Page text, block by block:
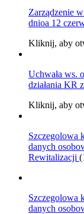
Zarządzenie
dnioa 12
Kliknij, aby
Uchwała ws.
działania KR
Kliknij, aby
Szczegolowa
danych
Rewitalizacji
Szczegolowa
danych